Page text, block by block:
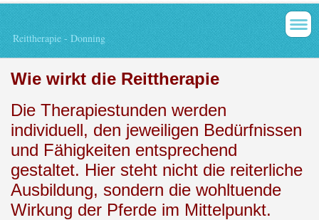
Reittherapie - Donning
Wie wirkt die Reittherapie
Die Therapiestunden werden
individuell, den jeweiligen Bedürfnissen
und Fähigkeiten entsprechend
gestaltet. Hier steht nicht die reiterliche
Ausbildung, sondern die wohltuende
Wirkung der Pferde im Mittelpunkt.